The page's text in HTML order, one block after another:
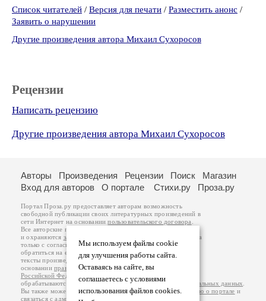
Список читателей / Версия для печати / Разместить анонс /
Заявить о нарушении
Другие произведения автора Михаил Сухоросов
Рецензии
Написать рецензию
Другие произведения автора Михаил Сухоросов
Мы используем файлы cookie
для улучшения работы сайта.
Оставаясь на сайте, вы
соглашаетесь с условиями
использования файлов cookies.
Авторы Произведения Рецензии Поиск
Магазин
Вход для авторов
О портале Стихи.ру Проза.ру
Портал Проза.ру предоставляет авторам возможность
свободной публикации своих литературных произведений в
сети Интернет на основаниипользовательского договора
Все авторские права на произведения принадлежат авторам
и охраняются законом
. Перепечатка произведений возможна
только с согласия его автора, к которому вы можете
обратиться на его авторской странице. Ответственность за
тексты произведений авторы несут самостоятельно на
основанииправил публикацииизаконодательства
Российской Федерации
обрабатываются на основанииПолитики обработки персональных данных
Вы также можете посмотреть более подробнуюинформацию о портале и
связаться с администрацией